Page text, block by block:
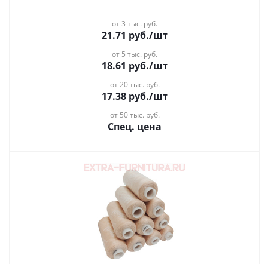
от 3 тыс. руб.
21.71 руб./шт
от 5 тыс. руб.
18.61 руб./шт
от 20 тыс. руб.
17.38руб./шт
от 50 тыс. руб.
Спец. цена